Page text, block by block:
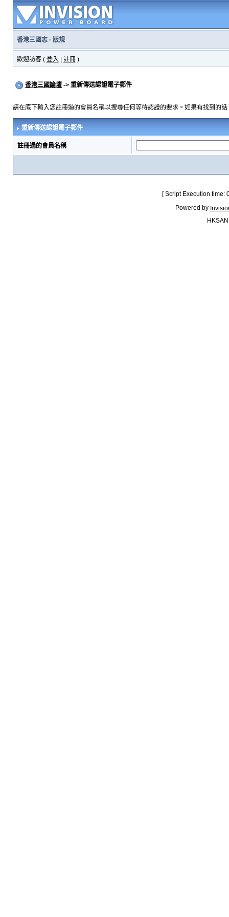
香港三國志· 版規
歡迎訪客 ( 登入 註冊)
香港三國論壇-> 重新傳送認證電子郵件
請在底下輸入您註冊過的會員名稱以搜尋任何等待認證的要求。如果有找到的
重新傳送認證電子郵件
註冊過的會員名稱
[ Script Execution
Powered by